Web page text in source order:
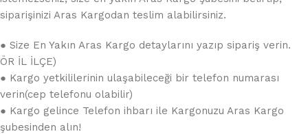
siparişinizi Aras Kargodan teslim alabilirsiniz.
● Size En Yakın Aras Kargo detaylarını yazıp sipariş verin.
ÖR İL İLÇE)
● Kargo yetkililerinin ulaşabileceği bir telefon numarası
verin(cep telefonu olabilir)
● Kargo gelince Telefon ihbarı ile Kargonuzu Aras Kargo
şubesinden alın!